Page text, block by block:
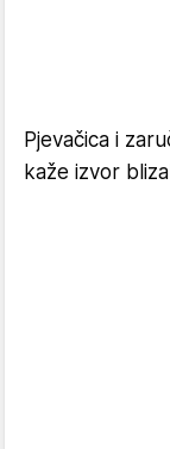
Pjevačica i
kaže izvor